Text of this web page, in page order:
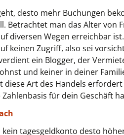
desto mehr Buchungen
Betrachtet man das Alter von
diversen Wegen erreichbar
keinen Zugriff, also sei
ein Blogger, der
und keiner in deiner
Art des Handels
für dein Geschäft
tagesgeldkonto desto